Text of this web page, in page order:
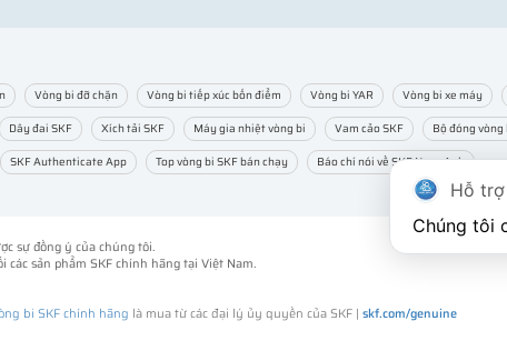
Vòng bi đỡ chặn Vòng bi tiếp xúc bốn điểm Vòng bi YAR Vòng bi xe máy
Dây đai SKF Xích tải SKF Máy gia nhiệt vòng bi Vam cảo SKF Bộ đóng vòng
SKF Authenticate App Top vòng bi SKF bán chạy Báo chí nói về SKF Ngọc Anh
sự đồng ý của chúng tôi.
các sản phẩm SKF chính hãng tại Việt Nam.
bi SKF chính hãng là mua từ các đại lý ủy quyền của SKF | skf.com/genuine
Hỗ
Chúng tôi